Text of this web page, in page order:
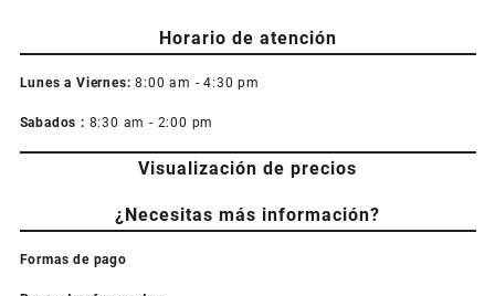
Horario de atención
Lunes a Viernes: 8:00 am - 4:30 pm
Sabados : 8:30 am - 2:00 pm
Visualización de precios
¿Necesitas más información?
Formas de pago